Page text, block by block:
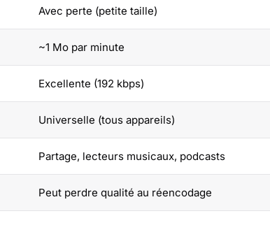
Avec perte (petite taille)
~1 Mo par minute
Excellente (192 kbps)
Universelle (tous appareils)
Partage, lecteurs musicaux, podcasts
Peut perdre qualité au réencodage